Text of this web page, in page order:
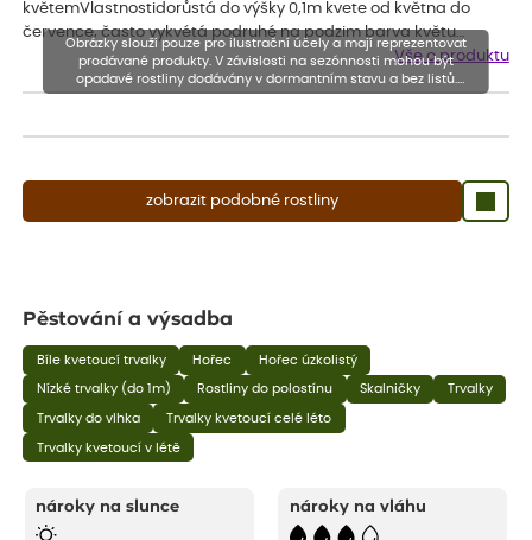
květemVlastnostidorůstá do výšky 0,1m kvete od května do
července, často vykvétá podruhé na podzim barva květu…
Vše o produktu
zobrazit podobné rostliny
Obrázky slouží pouze pro ilustrační účely a mají reprezentovat
prodávané produkty. V závislosti na sezónnosti mohou být
opadavé rostliny dodávány v dormantním stavu a bez listů.
Rostliny mohou být také sestřiženy níže, než je uvedená výška,
Pěstování a výsadba
Bíle kvetoucí trvalky Hořec Hořec úzkolistý
Nízké trvalky (do 1m) Rostliny do polostínu Skalničky Trvalky
Trvalky do vlhka Trvalky kvetoucí celé léto
Trvalky kvetoucí v létě
nároky na slunce nároky na vláhu